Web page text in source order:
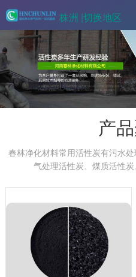
株洲 |切换地区
产
春林净化材料常用活性炭有污水
气处理活性炭、煤质活性炭